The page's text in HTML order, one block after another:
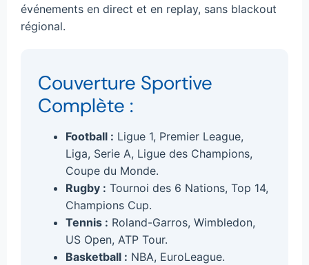
événements en direct et en replay, sans blackout
régional.
Couverture Sportive
Complète :
Football : Ligue 1, Premier League,
Liga, Serie A, Ligue des Champions,
Coupe du Monde.
Rugby : Tournoi des 6 Nations, Top 14,
Champions Cup.
Tennis : Roland-Garros, Wimbledon,
US Open, ATP Tour.
Basketball : NBA, EuroLeague.